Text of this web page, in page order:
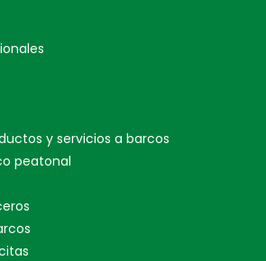
y servicios a barcos
peatonal